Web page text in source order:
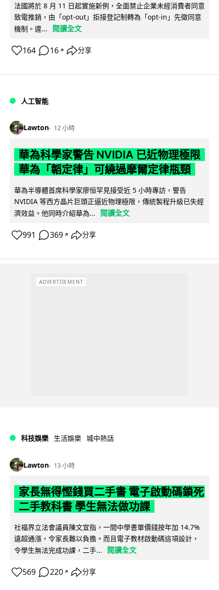
法國將於 8 月 11 日起實施新例，全面禁止企業未經消費者同意
致電推銷，由「opt-out」拒接登記制轉為「opt-in」先徵同意
機制。違...
閱讀全文
164 16 ↗ 分享
人工智能
Lawton 12 小時
華為科學家警告 NVIDIA 已近物理極限
華為「韜定律」可繞過摩爾定律瓶頸
華為半導體首席科學家廖恒罕見接受近 5 小時專訪，警告
NVIDIA 等西方晶片巨頭正逼近物理極限，傳統製程升級已失經
濟效益。他同時介紹華為...
閱讀全文
991 369 ↗ 分享
ADVERTISEMENT
科技娛樂 生活娛樂 城中熱話
Lawton 13 小時
家長無得慳錢買二手書 電子啟動碼鎖死
二手教科書 學生無法做功課
社福界立法會議員陳文宜指，一間中學書單價錢按年加 14.7%
遠超通漲，令家長難以負擔。而且電子教材啟動碼這項設計，
令學生無法完成功課，二手...
閱讀全文
569 220 ↗ 分享